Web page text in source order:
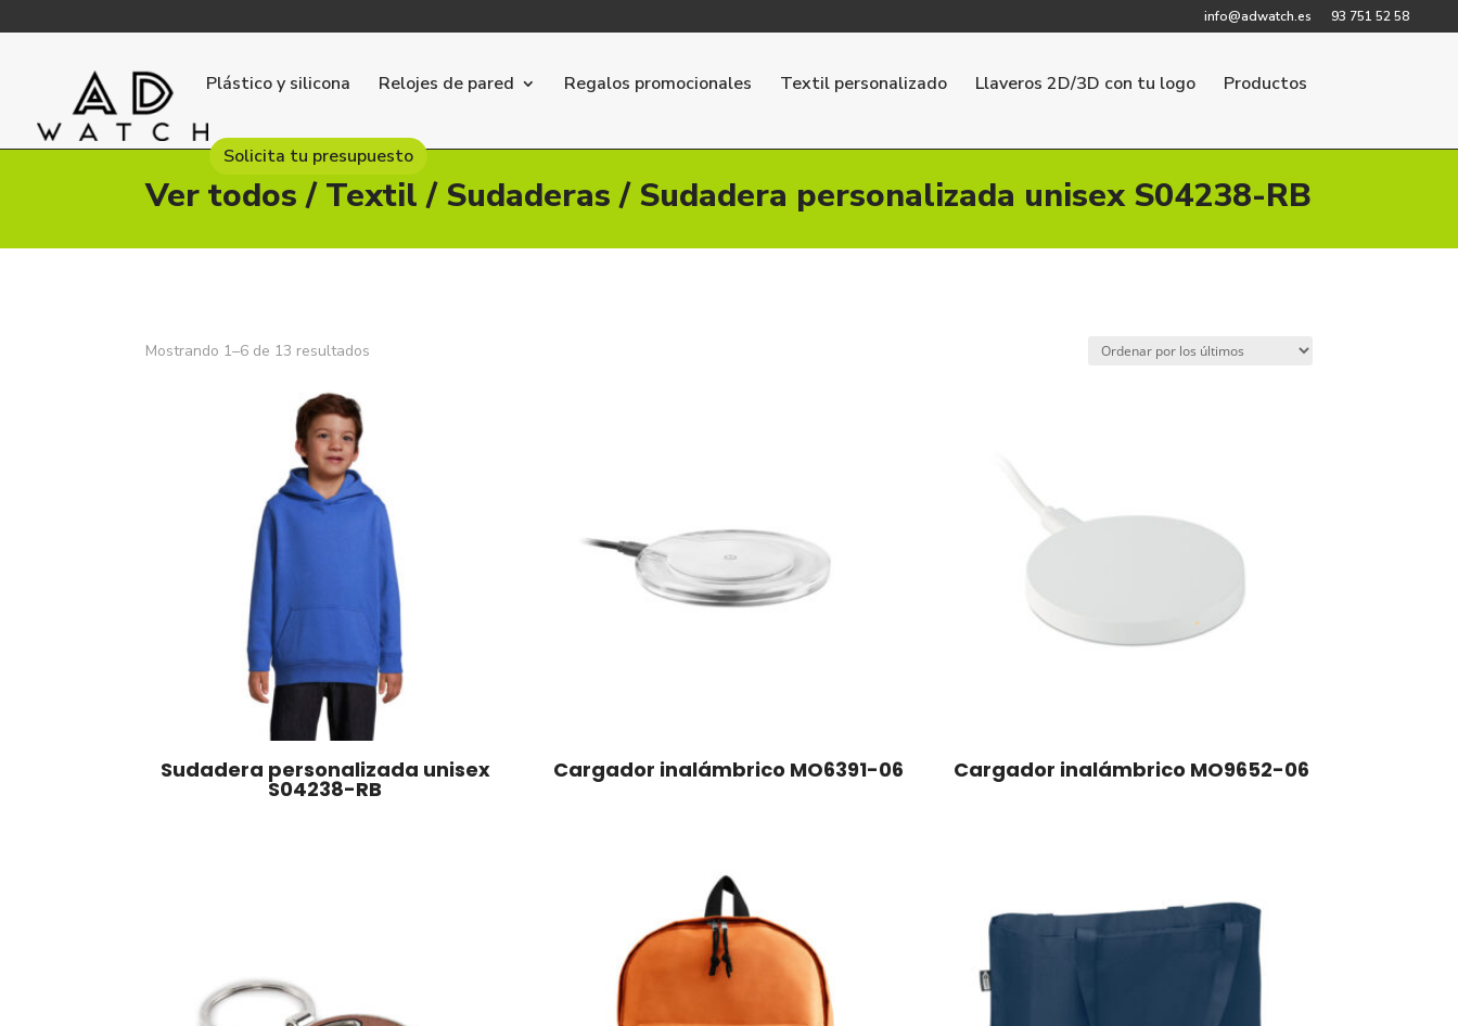
info@adwatch.es 93 751 52 58
Plástico y silicona Relojes de pared Regalos promocionales Textil personalizado Llaveros 2D/3D con tu logo Productos
Solicita tu presupuesto
Ver todos/Textil/Sudaderas/ Sudadera personalizada unisex S04238-RB
Mostrando 1–6 de 13 resultados
Sudadera personalizada unisex
S04238-RB
Cargador inalámbrico MO6391-06 Cargador inalámbrico MO9652-06